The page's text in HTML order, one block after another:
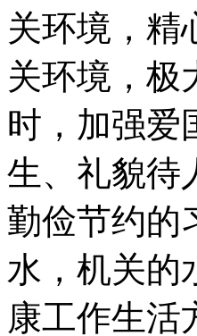
关环境，精
关环境，极
时，加强爱
生、礼貌待
勤俭节约的
水，机关的
康工作生活